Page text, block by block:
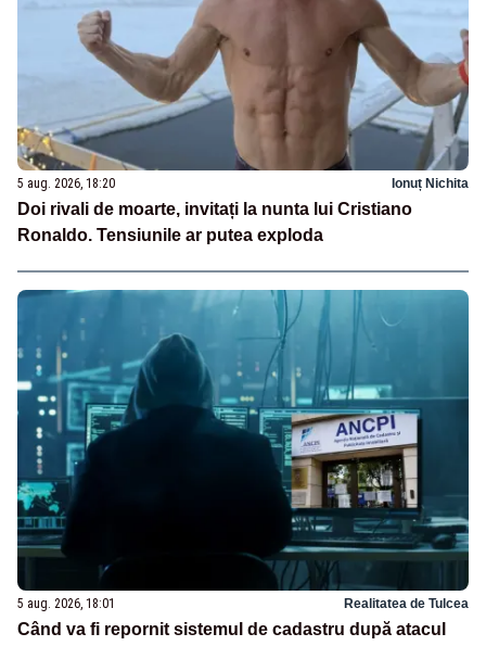
5 aug. 2026, 18:20 Ionuț Nichita
Doi rivali de moarte, invitați la nunta lui Cristiano
Ronaldo. Tensiunile ar putea exploda
5 aug. 2026, 18:01 Realitatea de Tulcea
Când va fi repornit sistemul de cadastru după atacul